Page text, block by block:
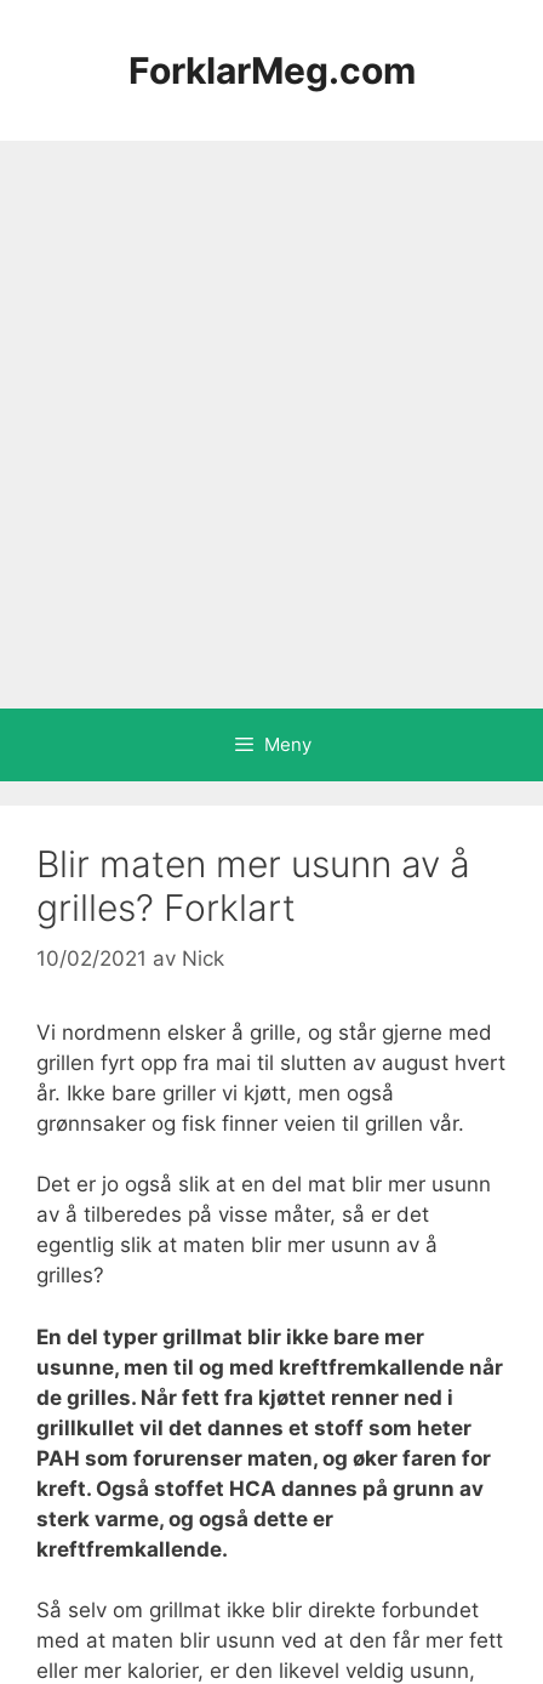
ForklarMeg.com
Meny
Blir maten mer usunn av å
grilles? Forklart
10/02/2021 av Nick
Vi nordmenn elsker å grille, og står gjerne med
grillen fyrt opp fra mai til slutten av august hvert
år. Ikke bare griller vi kjøtt, men også
grønnsaker og fisk finner veien til grillen vår.
Det er jo også slik at en del mat blir mer usunn
av å tilberedes på visse måter, så er det
egentlig slik at maten blir mer usunn av å
grilles?
En del typer grillmat blir ikke bare mer
usunne, men til og med kreftfremkallende når
de grilles. Når fett fra kjøttet renner ned i
grillkullet vil det dannes et stoff som heter
PAH som forurenser maten, og øker faren for
kreft. Også stoffet HCA dannes på grunn av
sterk varme, og også dette er
kreftfremkallende.
Så selv om grillmat ikke blir direkte forbundet
med at maten blir usunn ved at den får mer fett
eller mer kalorier, er den likevel veldig usunn,